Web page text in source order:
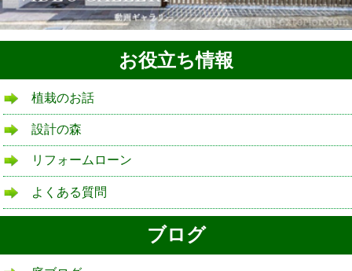
お役立ち情報
植栽のお話
設計の森
リフォームローン
よくある質問
ブログ